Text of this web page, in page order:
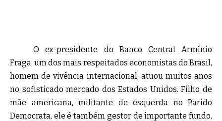
O ex-presidente do Banco Central Armínio
Fraga, um dos mais respeitados economistas do Brasil,
homem de vivência internacional, atuou muitos anos
no sofisticado mercado dos Estados Unidos. Filho de
mãe americana, militante de esquerda no Parido
Democrata, ele é também gestor de importante fundo,